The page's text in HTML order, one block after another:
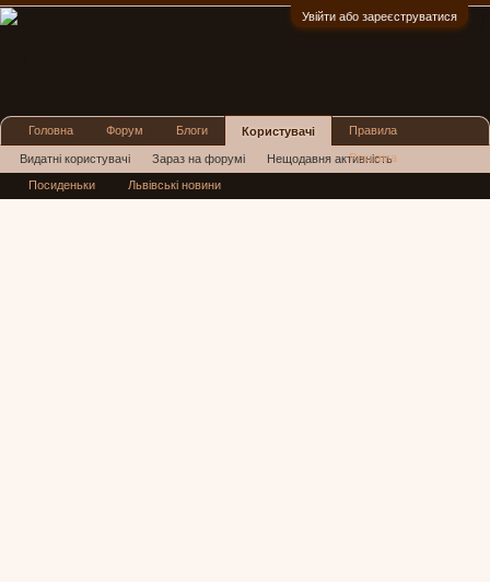
Увійти або зареєструватися
Головна Форум Блоги Користувачі
Видатні користувачі Зараз на форумі Нещодавня активність
Нові повідомлення профілю
Правила
Реклама
Посиденьки Львівські новини